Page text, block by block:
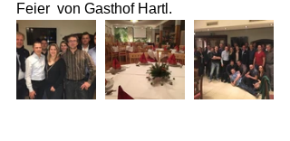
Feier  von Gasthof Hartl.